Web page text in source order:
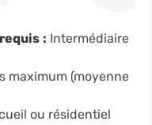
: Intermédiaire
maximum (moyenne
ou résidentiel